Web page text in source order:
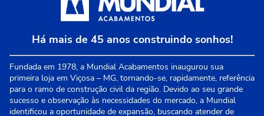
Há mais de 45 anos construindo sonhos!
Fundada em 1978, a Mundial Acabamentos inaugurou sua
primeira loja em Viçosa – MG, tornando-se, rapidamente, referência
para o ramo de construção civil da região. Devido ao seu grande
sucesso e observação às necessidades do mercado, a Mundial
identificou a oportunidade de expansão, buscando atender de